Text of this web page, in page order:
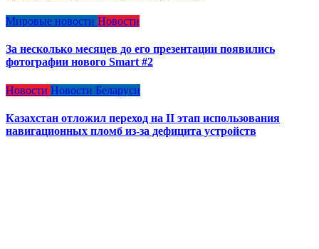
Мировые новости Новости
За несколько месяцев до его презентации появились
фотографии нового Smart #2
Новости Новости Беларуси
Казахстан отложил переход на II этап использования
навигационных пломб из-за дефицита устройств